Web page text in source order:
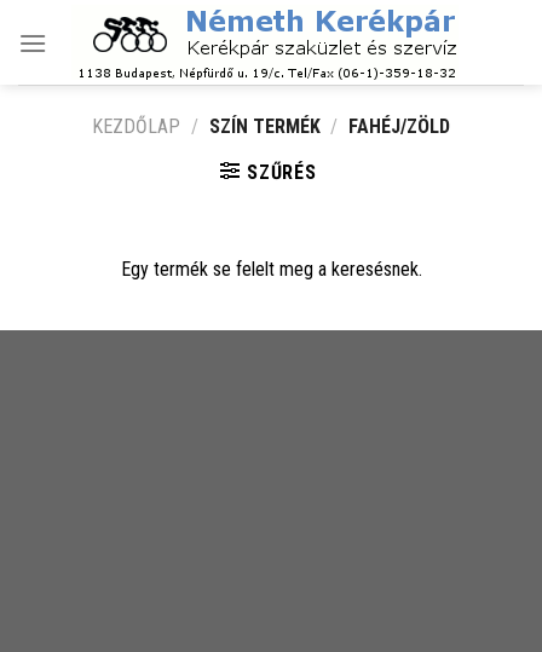
KEZDŐLAP / SZÍN TERMÉK / FAHÉJ/ZÖLD
SZŰRÉS
Egy termék se felelt meg a keresésnek.